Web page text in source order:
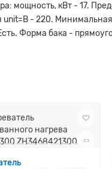
мощность, кВт - 17.
unit=В - 220.
Форма бака -